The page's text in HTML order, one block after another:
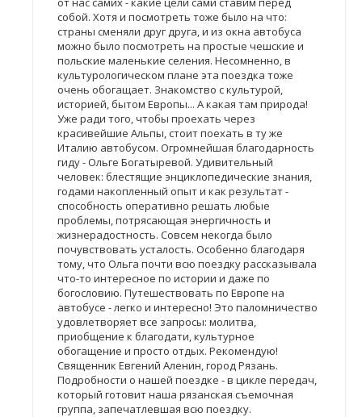
собой. Хотя и посмотреть тоже было на что:
страны сменяли друг друга, и из окна автобуса
можно было посмотреть на простые чешские и
польские маленькие селения. Несомненно, в
культурологическом плане эта поездка тоже
очень обогащает. Знакомство с культурой,
историей, бытом Европы... А какая там природа!
Уже ради того, чтобы проехать через
красивейшие Альпы, стоит поехать в ту же
Италию автобусом. Огромнейшая благодарность
гиду - Ольге Богатыревой. Удивительный
человек: блестящие энциклопедические знания,
годами накопленный опыт и как результат -
способность оперативно решать любые
проблемы, потрясающая энергичность и
жизнерадостность. Совсем некогда было
почувствовать усталость. Особенно благодаря
тому, что Ольга почти всю поездку рассказывала
что-то интересное по истории и даже по
богословию. Путешествовать по Европе на
автобусе - легко и интересно! Это паломничество
удовлетворяет все запросы: молитва,
приобщение к благодати, культурное
обогащение и просто отдых. Рекомендую!
Священник Евгений Аленин, город Рязань.
Подробности о нашей поездке - в цикле передач,
который готовит наша рязанская съемочная
группа, запечатлевшая всю поездку.